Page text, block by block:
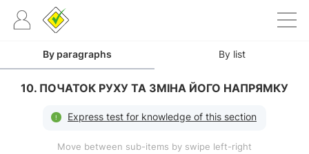
By paragraphs By list
10. ПОЧАТОК РУХУ ТА ЗМІНА ЙОГО НАПРЯМКУ
Express test for knowledge of this section
Move between sub-items by swipe left-right